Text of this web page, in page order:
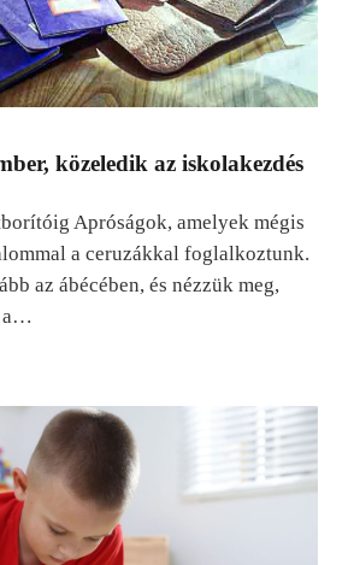
közeledik az iskolakezdés
Apróságok, amelyek mégis
a ceruzákkal foglalkoztunk.
az ábécében, és nézzük meg,
a…